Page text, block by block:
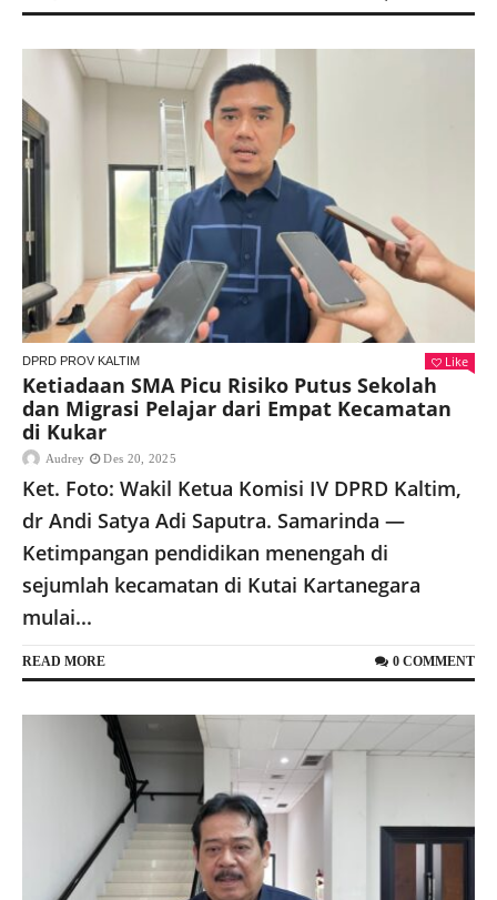
DPRD PROV KALTIM Like
Ketiadaan SMA Picu Risiko Putus Sekolah
dan Migrasi Pelajar dari Empat Kecamatan
di Kukar
Audrey Des 20, 2025
Ket. Foto: Wakil Ketua Komisi IV DPRD Kaltim,
dr Andi Satya Adi Saputra. Samarinda —
Ketimpangan pendidikan menengah di
sejumlah kecamatan di Kutai Kartanegara
mulai...
READ MORE 0 COMMENT